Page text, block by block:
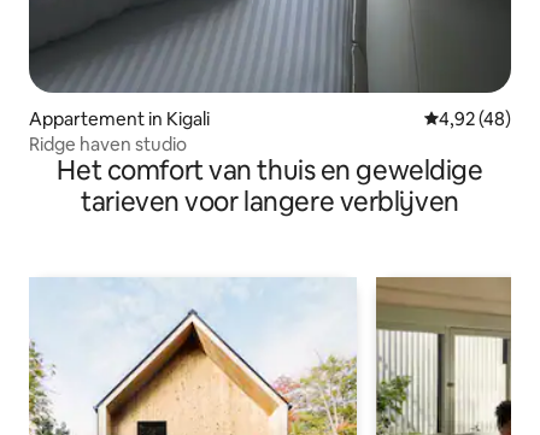
Appartement in Kigali Gemiddelde
4,92 (48)
Ridge haven studio
Het comfort van thuis en geweldige
tarieven voor langere verblijven